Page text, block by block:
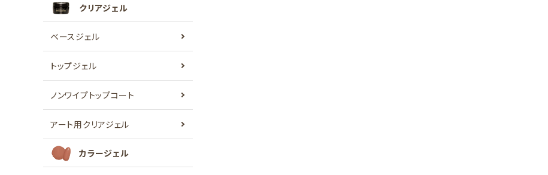
クリアジェル
ベースジェル
トップジェル
ノンワイプトップコート
アート用クリアジェル
カラージェル